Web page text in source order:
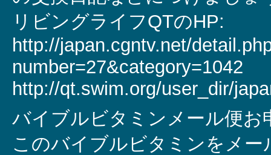
リビングライフQTのHP:
http://japan.cgntv.net/
number=27&category=1042
http://qt.swim.org/user_dir/
バイブルビタミンメール便お
このバイブルビタミンをメー